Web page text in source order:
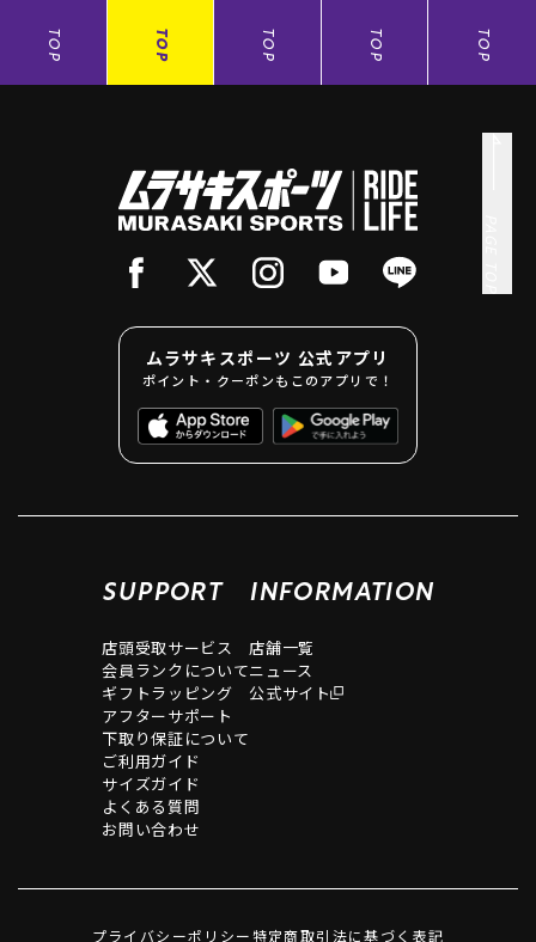
TOP TOP TOP TOP TOP
ムラサキスポーツ 公式アプリ
ポイント・クーポンもこのアプリで！
SUPPORT
店頭受取サービス
会員ランクについて
ギフトラッピング
アフターサポート
下取り保証について
ご利用ガイド
サイズガイド
よくある質問
お問い合わせ
INFORMATION
店舗一覧
ニュース
公式サイト
プライバシーポリシー特定商取引法に基づく表記